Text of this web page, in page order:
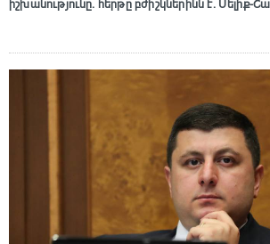
իշխանությունը. հերթը բժիշկներինն է. Մելիք-